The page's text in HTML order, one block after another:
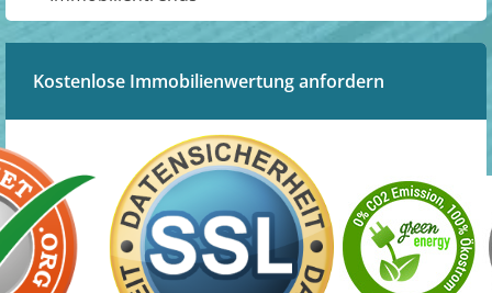
Kostenlose Immobilienwertung anfordern